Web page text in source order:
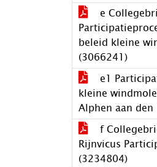
e
beleid kleine
(3066241)
e1
kleine
Alphen aan den
f
Rijnvicus
(3234804)